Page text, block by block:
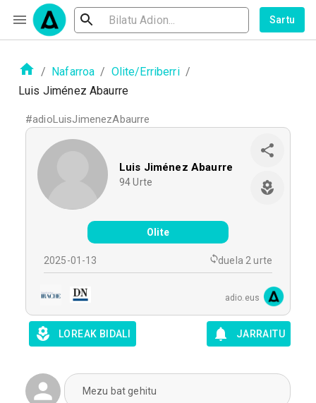
Sartu
/ Nafarroa / Olite/Erriberri /
Luis Jiménez Abaurre
#adioLuisJimenezAbaurre
Luis Jiménez Abaurre
94 Urte
Olite
2025-01-13 duela 2 urte
adio.eus
LOREAK BIDALI JARRAITU
Mezu bat gehitu